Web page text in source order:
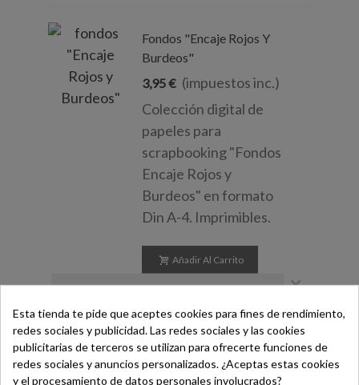
Fondos "Encaje Rojos Y
Burdeos"
3,95 € (impuestos inc.)
Colección digital de
papeles para
scrapbooking "Fondos
Encaje Rojos y
Burdeos" en formato
Din A-4. Imprimibles.
Añadir Al Carrito
Fondos "Encaje Grises"
¡Bienvenido/a!
Regístrate hoy y consigue un
×
Esta tienda te pide que aceptes cookies para fines de rendimiento,
redes sociales y publicidad. Las redes sociales y las cookies
publicitarias de terceros se utilizan para ofrecerte funciones de
redes sociales y anuncios personalizados. ¿Aceptas estas cookies
y el procesamiento de datos personales involucrados?